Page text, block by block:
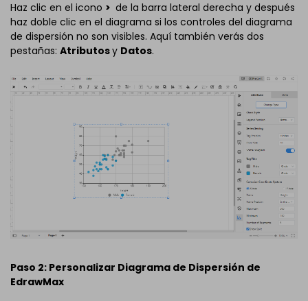
Haz clic en el icono > de la barra lateral derecha y después
haz doble clic en el diagrama si los controles del diagrama
de dispersión no son visibles. Aquí también verás dos
pestañas: Atributosy Datos.
Paso 2: Personalizar Diagrama de Dispersión de
EdrawMax